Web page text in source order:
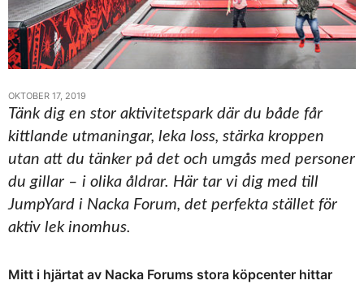
OKTOBER 17, 2019
Tänk dig en stor aktivitetspark där du både får
kittlande utmaningar, leka loss, stärka kroppen
utan att du tänker på det och umgås med personer
du gillar – i olika åldrar. Här tar vi dig med till
JumpYard i Nacka Forum, det perfekta stället för
aktiv lek inomhus.
Mitt i hjärtat av Nacka Forums stora köpcenter hittar